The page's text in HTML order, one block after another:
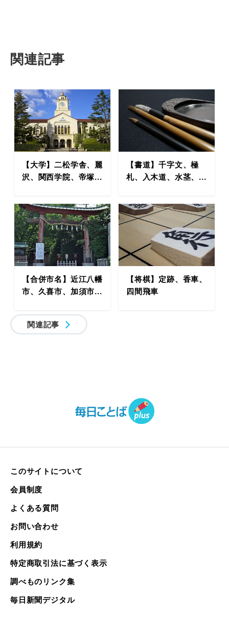
関連記事
【大学】二松学舎、麗
沢、関西学院、帝塚...
【書道】千字文、極
札、入木道、水茎、...
【合併市名】近江八幡
市、久喜市、加須市...
【将棋】定跡、香車、
四間飛車
関連記事
このサイトについて
会員制度
よくある質問
お問い合わせ
利用規約
特定商取引法に基づく表示
調べものリンク集
毎日新聞デジタル